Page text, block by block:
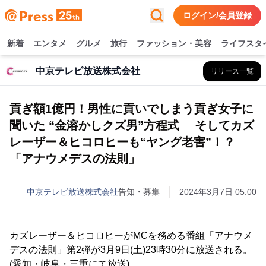
ログイン/会員登録
新着 エンタメ グルメ 旅行 ファッション・美容 ライフスタ
中京テレビ放送株式会社 リリース一覧
貢ぎ額1億円！男性に貢いでしまう貢ぎ女子に
聞いた “金溶かしクズ男”方程式 そしてカズ
レーザー＆ヒコロヒーも“ヤング老害”！？
「アナウメデスの法則」
中京テレビ放送株式会社告知・募集 2024年3月7日 05:00
カズレーザー＆ヒコロヒーがMCを務める番組「アナウメ
デスの法則」第2弾が3月9日(土)23時30分に放送される。
(愛知・岐阜・三重にて放送)